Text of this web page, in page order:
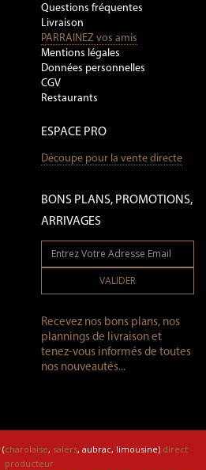
Questions fréquentes
Livraison
PARRAINEZ vos amis
Mentions légales
Données personnelles
CGV
Restaurants
ESPACE PRO
Découpe pour la vente directe
BONS PLANS, PROMOTIONS,
ARRIVAGES
VALIDER
Recevez nos bons plans, nos
plannings de livraison et
tenez-vous informés de toutes
nos nouveautés...
(charolaise, salers, aubrac, limousine) direct
producteur